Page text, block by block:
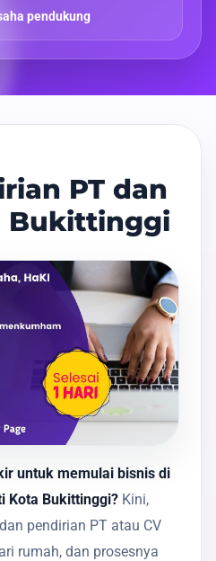
pendukung
PT dan
Bukittinggi
untuk memulai bisnis di
Kota Bukittinggi? Kini,
pendirian PT atau CV
rumah, dan prosesnya